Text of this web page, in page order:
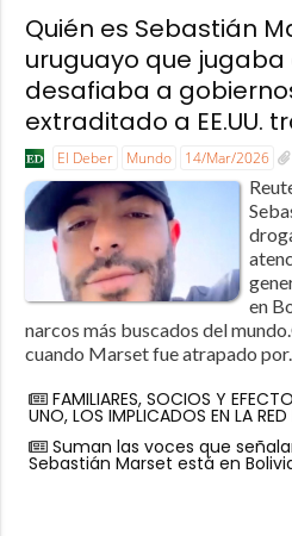
Quién es Sebastián
uruguayo que jugaba
desafiaba a
extraditado a EE.UU.
El Deber Mundo 14/Mar/2026
en
narcos más buscados del
cuando Marset fue atrapado
FAMILIARES, SOCIOS Y
UNO, LOS IMPLICADOS EN LA RED
Suman las voces que
Sebastián Marset está en